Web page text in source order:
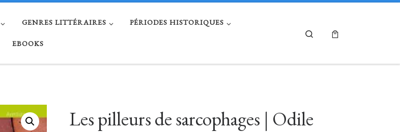
GENRES LITTÉRAIRES PÉRIODES HISTORIQUES
EBOOKS
Search
Les pilleurs de sarcophages | Odile